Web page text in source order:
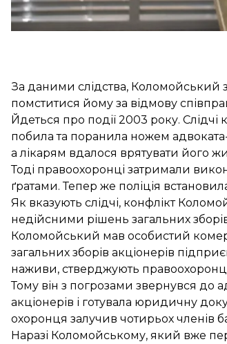
За даними слідства, Коломойський
помститися йому за відмову
Йдеться про події 2003 року.
побила та поранила ножем
а лікарям вдалося врятувати його
Тоді правоохоронці затримали
ґратами. Тепер же поліція
Як вказують слідчі, конфлікт
недійсними рішень загальних
Коломойський мав особистий
загальних зборів акціонерів
наживи, стверджують
Тому він з погрозами звернувся до
акціонерів і готувала юридичну
охоронця залучив чотирьох членів
Наразі Коломойському, який вже